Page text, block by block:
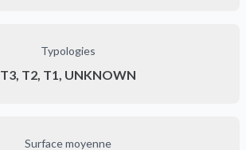
Typologies
T3, T2, T1, UNKNOWN
Surface moyenne